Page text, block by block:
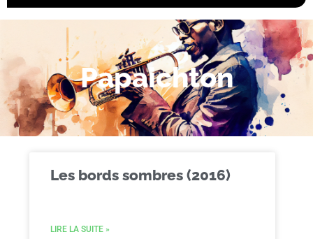
Papaichton
Les bords sombres (2016)
LIRE LA SUITE »